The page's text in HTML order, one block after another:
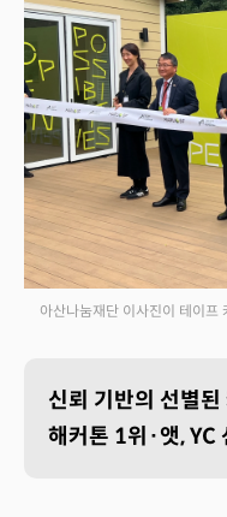
아산나눔재단 이사진이 테이프
신뢰 기반의 선별
해커톤 1위·앳, YC